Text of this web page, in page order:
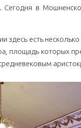
Сегодня в
здесь есть
площадь которых